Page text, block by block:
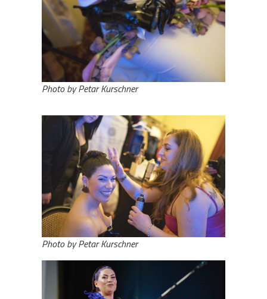
Photo by Petar Kurschner
Photo by Petar Kurschner